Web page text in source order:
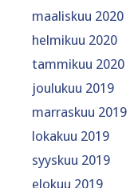
maaliskuu 2020
helmikuu 2020
tammikuu 2020
joulukuu 2019
marraskuu 2019
lokakuu 2019
syyskuu 2019
elokuu 2019